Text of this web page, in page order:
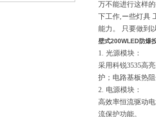
万不能进行这样
下工作,ー些灯具
能力。 只要做到
壁式200WLED防爆
1. 光源模块：
采用科锐3535高
护；电路基板热
2. 电源模块：
高效率恒流驱动
流保护功能。